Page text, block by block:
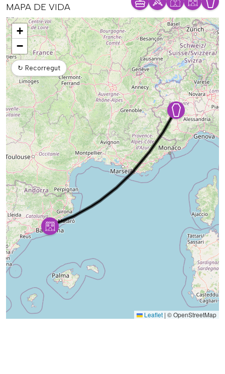
MAPA DE VIDA
Mapa
+
−
↻ Recorregut
Leaflet | © OpenStreetMap